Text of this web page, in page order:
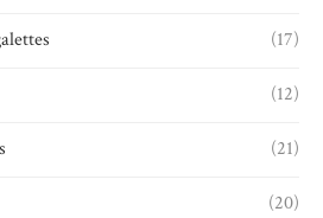
(17)
(12)
(21)
(20)